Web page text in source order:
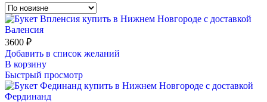
Валенсия
3600 ₽
Добавить в список желаний
В корзину
Быстрый просмотр
Фердинанд